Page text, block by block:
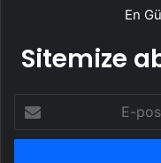
En
Sitemize
posta
adresinizi